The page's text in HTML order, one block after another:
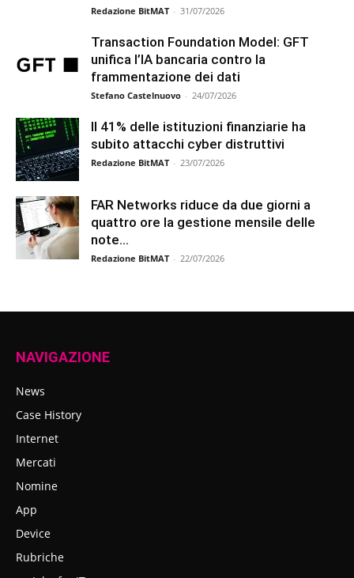
Redazione BitMAT - 31/07/2026
Transaction Foundation Model: GFT
unifica l’IA bancaria contro la
frammentazione dei dati
Stefano Castelnuovo - 24/07/2026
Il 41% delle istituzioni finanziarie ha
subito attacchi cyber distruttivi
Redazione BitMAT - 23/07/2026
FAR Networks riduce da due giorni a
quattro ore la gestione mensile delle
note...
Redazione BitMAT - 22/07/2026
NAVIGAZIONE
News
Case History
Internet
Mercati
Nomine
App
Device
Rubriche